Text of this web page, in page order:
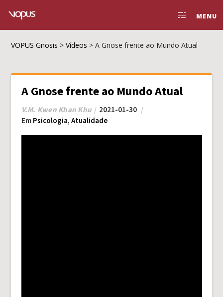
MENU
VOPUS Gnosis >Vídeos >A Gnose frente ao Mundo Atual
A Gnose frente ao Mundo Atual
V.M. Kwen Khan Khu
2021-01-30
Em Psicologia, Atualidade